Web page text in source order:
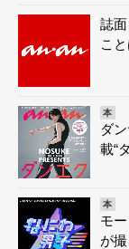
誌
こ
本
ダ
載“
本
モ
が